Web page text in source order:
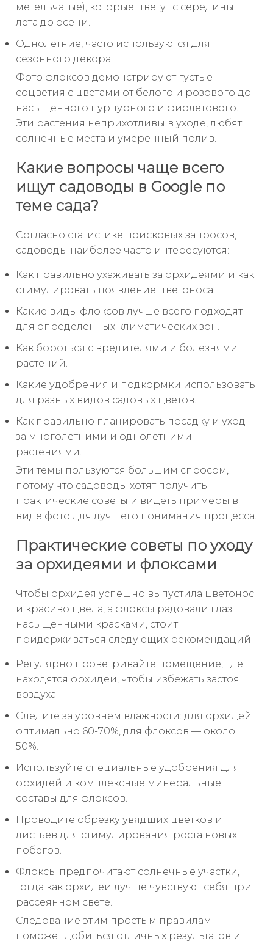
метельчатые), которые цветут с середины
лета до осени.
Однолетние, часто используются для
сезонного декора.
Фото флоксов демонстрируют густые
соцветия с цветами от белого и розового до
насыщенного пурпурного и фиолетового.
Эти растения неприхотливы в уходе, любят
солнечные места и умеренный полив.
Какие вопросы чаще всего
ищут садоводы в Google по
теме сада?
Согласно статистике поисковых запросов,
садоводы наиболее часто интересуются:
Как правильно ухаживать за орхидеями и как
стимулировать появление цветоноса.
Какие виды флоксов лучше всего подходят
для определённых климатических зон.
Как бороться с вредителями и болезнями
растений.
Какие удобрения и подкормки использовать
для разных видов садовых цветов.
Как правильно планировать посадку и уход
за многолетними и однолетними
растениями.
Эти темы пользуются большим спросом,
потому что садоводы хотят получить
практические советы и видеть примеры в
виде фото для лучшего понимания процесса.
Практические советы по уходу
за орхидеями и флоксами
Чтобы орхидея успешно выпустила цветонос
и красиво цвела, а флоксы радовали глаз
насыщенными красками, стоит
придерживаться следующих рекомендаций:
Регулярно проветривайте помещение, где
находятся орхидеи, чтобы избежать застоя
воздуха.
Следите за уровнем влажности: для орхидей
оптимально 60-70%, для флоксов — около
50%.
Используйте специальные удобрения для
орхидей и комплексные минеральные
составы для флоксов.
Проводите обрезку увядших цветков и
листьев для стимулирования роста новых
побегов.
Флоксы предпочитают солнечные участки,
тогда как орхидеи лучше чувствуют себя при
рассеянном свете.
Следование этим простым правилам
поможет добиться отличных результатов и